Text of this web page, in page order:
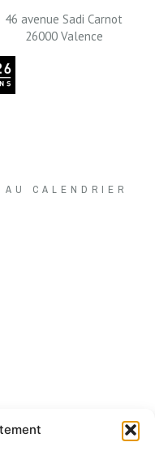
46 avenue Sadi Carnot
26000 Valence
CALENDRIER